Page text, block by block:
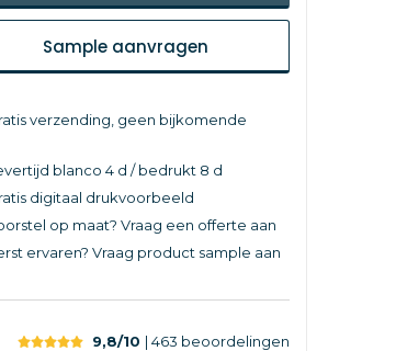
Sample aanvragen
verzending, geen bijkomende
blanco 4 d / bedrukt 8 d
digitaal drukvoorbeeld
op maat? Vraag een offerte aan
ervaren? Vraag product sample aan
9,8/10 | 463 beoordelingen